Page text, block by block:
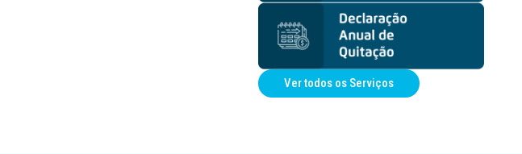
Ver todos os Serviços